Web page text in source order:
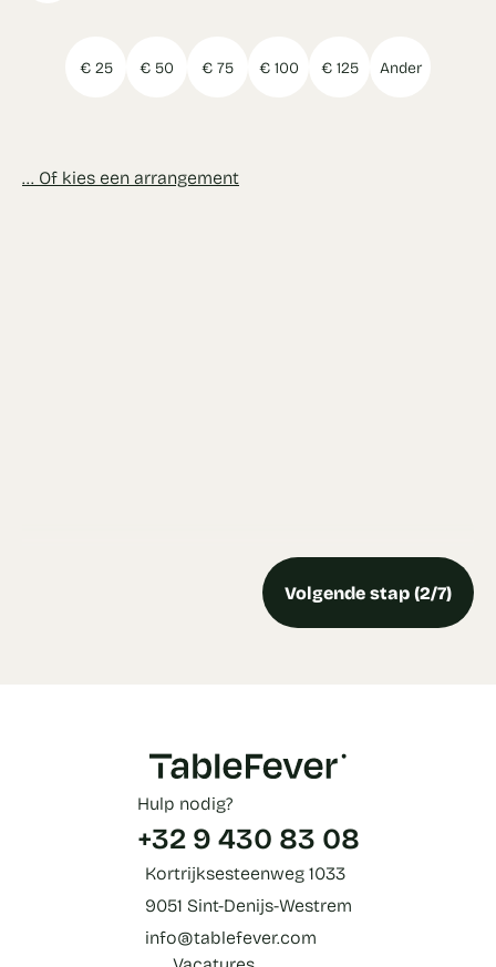
€ 25 € 50 € 75 € 100 € 125 Ander
... Of kies een arrangement
Volgende stap (2/7)
Hulp nodig?
+32 9 430 83 08
Kortrijksesteenweg 1033
9051 Sint-Denijs-Westrem
info@tablefever.com